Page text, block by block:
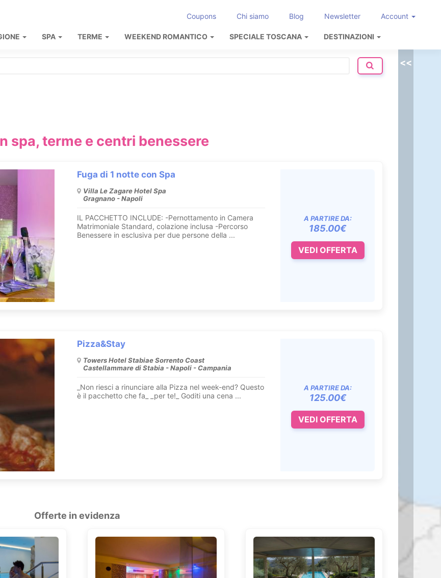
Coupons Chi siamo Blog Newsletter Account
SPA TERME WEEKEND ROMANTICO SPECIALE TOSCANA DESTINAZIONI
spa, terme e centri benessere
Fuga di 1 notte con Spa
Villa Le Zagare Hotel Spa
Gragnano - Napoli
IL PACCHETTO INCLUDE: -Pernottamento in Camera
Matrimoniale Standard, colazione inclusa -Percorso
Benessere in esclusiva per due persone della ...
A PARTIRE DA:
185.00€
VEDI OFFERTA
Pizza&Stay
Towers Hotel Stabiae Sorrento Coast
Castellammare di Stabia - Napoli - Campania
_Non riesci a rinunciare alla Pizza nel week-end? Questo
è il pacchetto che fa_ _per te!_ Goditi una cena ...
A PARTIRE DA:
125.00€
VEDI OFFERTA
Offerte in evidenza
<<